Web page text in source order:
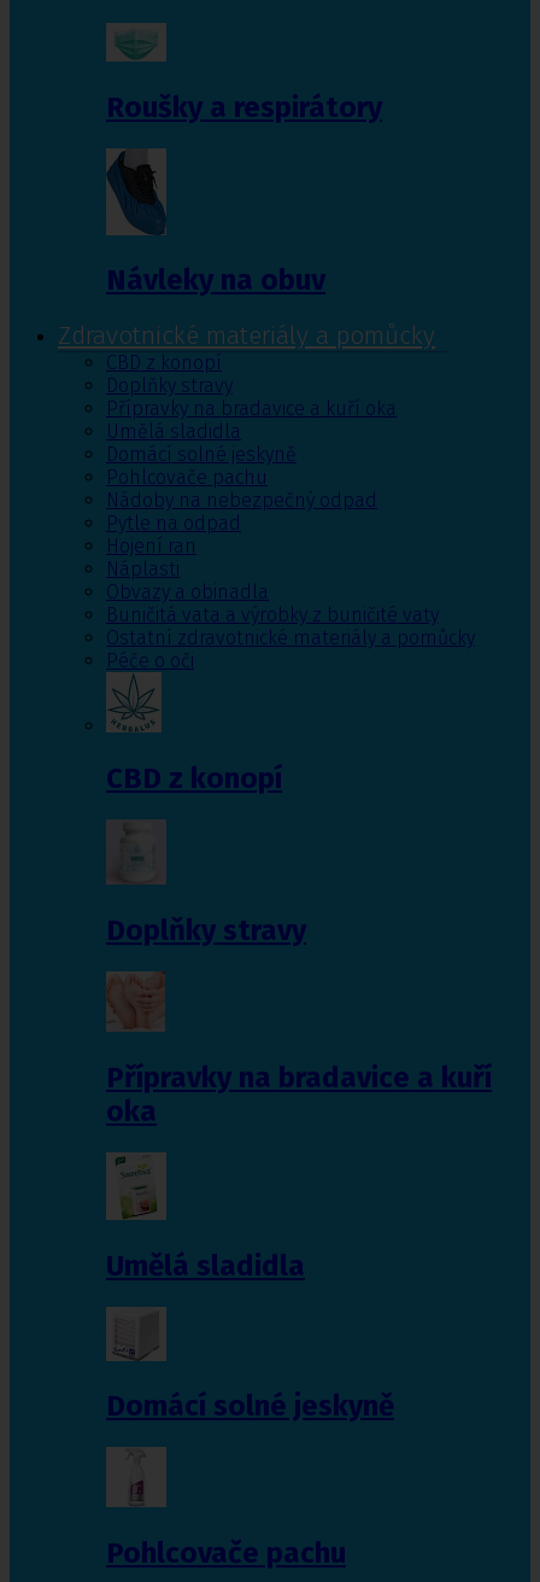
Roušky a respirátory
Návleky na obuv
Zdravotnické materiály a pomůcky
CBD z konopí
Doplňky stravy
Přípravky na bradavice a kuří oka
Umělá sladidla
Domácí solné jeskyně
Pohlcovače pachu
Nádoby na nebezpečný odpad
Pytle na odpad
Hojení ran
Náplasti
Obvazy a obinadla
Buničitá vata a výrobky z buničité vaty
Ostatní zdravotnické materiály a pomůcky
Péče o oči
CBD z konopí
Doplňky stravy
Přípravky na bradavice a kuří
oka
Umělá sladidla
Domácí solné jeskyně
Pohlcovače pachu